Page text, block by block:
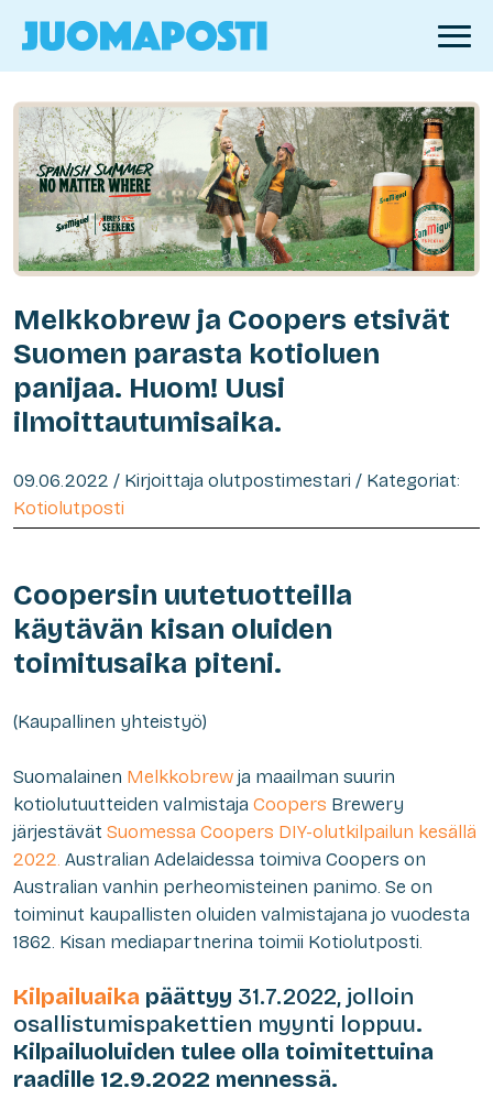
Melkkobrew ja Coopers etsivät
Suomen parasta kotioluen
panijaa. Huom! Uusi
ilmoittautumisaika.
09.06.2022 / Kirjoittaja olutpostimestari / Kategoriat:
Kotiolutposti
Coopersin uutetuotteilla
käytävän kisan oluiden
toimitusaika piteni.
(Kaupallinen yhteistyö)
Suomalainen Melkkobrewja maailman suurin
kotiolutuutteiden valmistaja Coopers Brewery
järjestävät Suomessa Coopers DIY-olutkilpailun kesällä
2022. Australian Adelaidessa toimiva Coopers on
Australian vanhin perheomisteinen panimo. Se on
toiminut kaupallisten oluiden valmistajana jo vuodesta
1862. Kisan mediapartnerina toimii Kotiolutposti.
Kilpailuaika päättyy 31.7.2022, jolloin
osallistumispakettien myynti loppuu.
Kilpailuoluiden tulee olla toimitettuina
raadille 12.9.2022 mennessä.